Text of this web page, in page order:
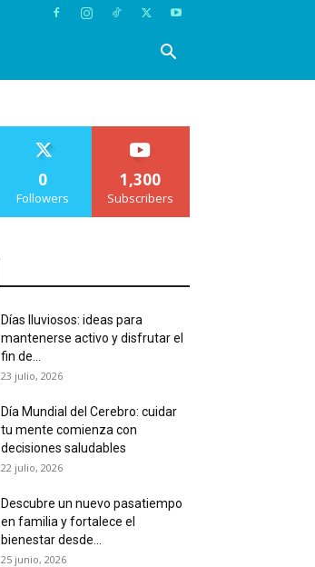
0
Followers
1,300
Subscribers
Días lluviosos: ideas para
mantenerse activo y disfrutar el
fin de...
23 julio, 2026
Día Mundial del Cerebro: cuidar
tu mente comienza con
decisiones saludables
22 julio, 2026
Descubre un nuevo pasatiempo
en familia y fortalece el
bienestar desde...
25 junio, 2026